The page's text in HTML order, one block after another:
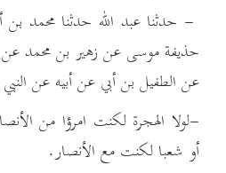
- حدثنا عبد الله حدثنا محمد بن
حذيفة موسى عن زهير بن محمد عن
عن الطفيل بن أبي عن أبيه عن
-لولا الهجرة لكنت امرؤا من
أو شعبا لكنت مع الأنصار.